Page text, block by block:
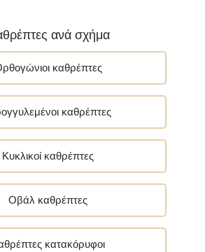
ανά σχήμα
καθρέπτες
καθρέπτες
Κυκλικοί καθρέπτες
Οβάλ καθρέπτες
κατακόρυφοι